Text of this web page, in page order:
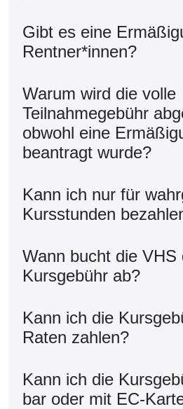
Gibt es eine
Rentner*innen?
Warum wird die volle
Teilnahmegebühr
obwohl eine
beantragt wurde?
Kann ich nur für
Kursstunden
Wann bucht die VHS
Kursgebühr ab?
Kann ich die
Raten zahlen?
Kann ich die
bar oder mit EC-